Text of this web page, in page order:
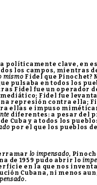
políticamente clave, en
los campos, mientras
mismo Fidel que Pinochet?
pulsaba en todos los
Fidel fue un operador
Fidel fue
represión contra ella;
ellas e impuso
diferentes: a pesar del
Cuba y a todos los
por el que los pueblos
lo impensado,
de 1959 pudo abrir lo
en la que nos
Cubana, ni menos
.